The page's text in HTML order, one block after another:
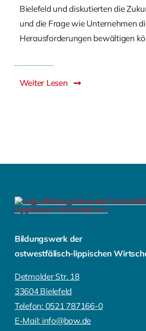
Bielefeld und diskutierten die
und die Frage wie Unterneh­men
Herausforderungen bewältigen
Weiter Lesen
Bildungswerk der
ostwestfälisch-lippischen
Detmolder Str. 18
33604 Bielefeld
Telefon: 0521 787166-0
E-Mail: info@bow.de